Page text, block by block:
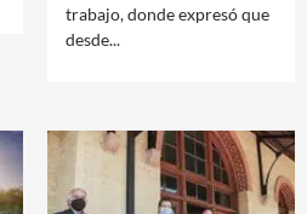
trabajo, donde expresó que
desde...